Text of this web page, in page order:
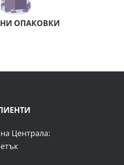
ОПАКОВКИ
Централа: